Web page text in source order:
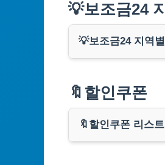
💡보조금24
💡보조금24 지역별
부산광역시
대구광역시
🔖할인쿠폰
🔖할인쿠폰 리스트